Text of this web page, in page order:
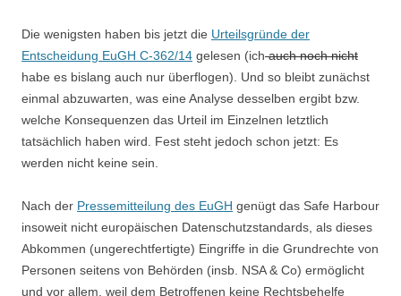
Die wenigsten haben bis jetzt die Urteilsgründe der
Entscheidung EuGH C-362/14 gelesen (ichauch noch nicht
habe es bislang auch nur überflogen). Und so bleibt zunächst
einmal abzuwarten, was eine Analyse desselben ergibt bzw.
welche Konsequenzen das Urteil im Einzelnen letztlich
tatsächlich haben wird. Fest steht jedoch schon jetzt: Es
werden nicht keine sein.
Nach der Pressemitteilung des EuGH genügt das Safe Harbour
insoweit nicht europäischen Datenschutzstandards, als dieses
Abkommen (ungerechtfertigte) Eingriffe in die Grundrechte von
Personen seitens von Behörden (insb. NSA & Co) ermöglicht
und vor allem, weil dem Betroffenen keine Rechtsbehelfe